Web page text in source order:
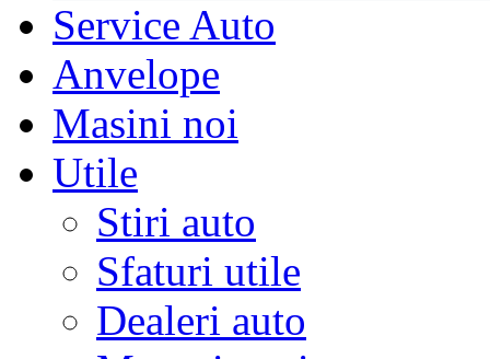
Service Auto
Anvelope
Masini noi
Utile
Stiri auto
Sfaturi utile
Dealeri auto